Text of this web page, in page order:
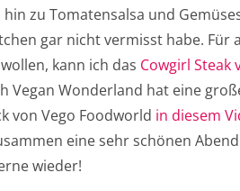
zu Tomatensalsa und
gar nicht vermisst habe. Für
kann ich das Cowgirl Steak
Vegan Wonderland hat eine
von Vego Foodworld in diesem
eine sehr schönen
wieder!